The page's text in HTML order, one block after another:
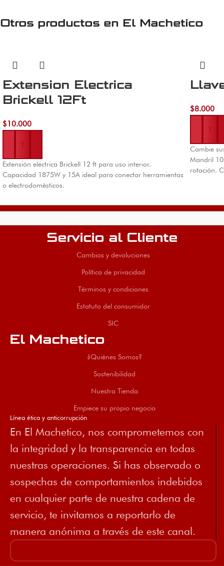
Otros productos en El Machetico
Extension Electrica
Brickell 12Ft
$10.000
Añadir al carrito
Extensión eléctrica Brickell 12 ft para uso interior.
Capacidad 1875W y 15A ideal para conectar herramientas
o electrodomésticos.
$8.000
Añadir al
Cambie
Mandril
rotación.
Servicio al Cliente
Cambios y devoluciones
Política de privacidad
Términos y condiciones
Estatuto del consumidor
SIC
El Machetico
¿Quiénes Somos?
Sostenibilidad
Nuestra Tienda
Empiece su propio negocio
Línea ética y anticorrupción
En El Machetico, nos comprometemos con
la integridad y la transparencia en todas
nuestras operaciones. Si has observado o
sospechas de comportamientos indebidos
en cualquier parte de nuestra cadena de
servicio, te invitamos a reportarlo de
manera anónima a través de este canal.